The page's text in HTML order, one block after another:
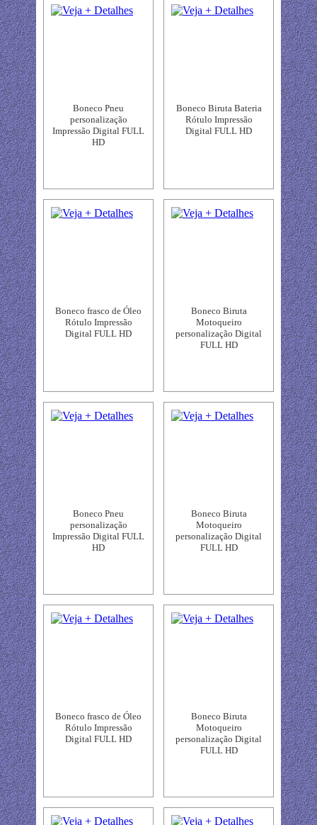
Boneco Pneu
personalização
Impressão Digital FULL
HD
Boneco Biruta Bateria
Rótulo Impressão
Digital FULL HD
Boneco frasco de Óleo
Rótulo Impressão
Digital FULL HD
Boneco Biruta
Motoqueiro
personalização Digital
FULL HD
Boneco Pneu
personalização
Impressão Digital FULL
HD
Boneco Biruta
Motoqueiro
personalização Digital
FULL HD
Boneco frasco de Óleo
Rótulo Impressão
Digital FULL HD
Boneco Biruta
Motoqueiro
personalização Digital
FULL HD